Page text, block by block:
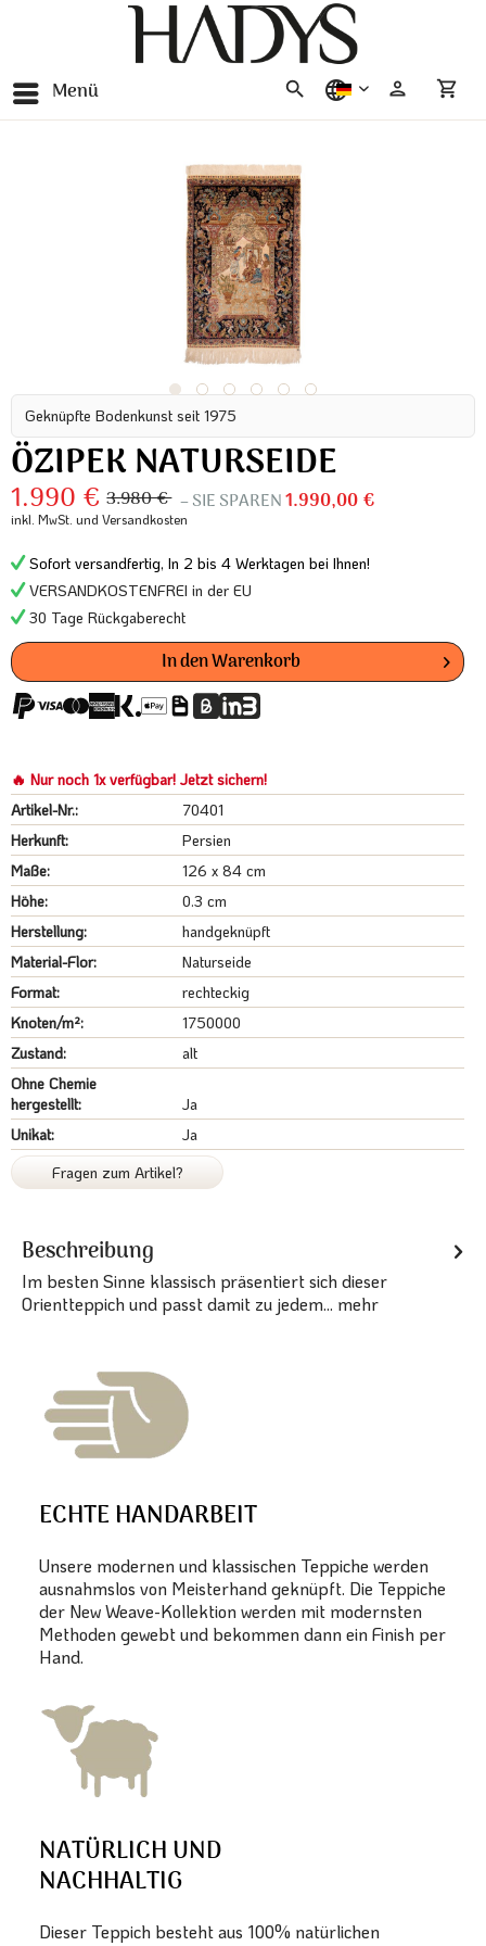
Menü deutsch
Geknüpfte Bodenkunst seit 1975
ÖZIPEK NATURSEIDE
1.990 € 3.980 € – SIE SPAREN1.990,00 €
inkl. MwSt. und Versandkosten
Sofort versandfertig, In 2 bis 4 Werktagen bei Ihnen!
VERSANDKOSTENFREI in der EU
30 Tage Rückgaberecht
In denWarenkorb
🔥 Nur noch 1x verfügbar! Jetzt sichern!
Artikel-Nr.:
70401
Herkunft:
Persien
Maße:
126 x 84 cm
Höhe:
0.3 cm
Herstellung:
handgeknüpft
Material-Flor:
Naturseide
Format:
rechteckig
Knoten/m²:
1750000
Zustand:
alt
Ohne Chemie
hergestellt:
Ja
Unikat:
Ja
Fragen zum Artikel?
Beschreibung
Im besten Sinne klassisch präsentiert sich dieser
Orientteppich und passt damit zu jedem... mehr
ECHTE HANDARBEIT
Unsere modernen und klassischen Teppiche werden
ausnahmslos von Meisterhand geknüpft. Die Teppiche
der New Weave-Kollektion werden mit modernsten
Methoden gewebt und bekommen dann ein Finish per
Hand.
NATÜRLICH UND
NACHHALTIG
Dieser Teppich besteht aus 100% natürlichen